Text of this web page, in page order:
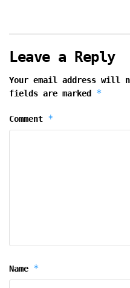
Leave a Reply
Your email address will
fields are marked *
Comment *
Name *